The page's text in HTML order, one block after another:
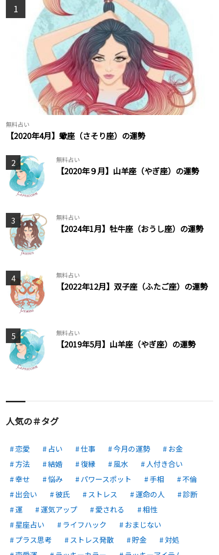
1
無料占い
【2020年4月】蠍座（さそり座）の運勢
2 無料占い
【2020年９月】山羊座（やぎ座）の運勢
3 無料占い
【2024年1月】牡牛座（おうし座）の運勢
4 無料占い
【2022年12月】双子座（ふたご座）の運勢
5 無料占い
【2019年5月】山羊座（やぎ座）の運勢
人気の＃タグ
恋愛 占い 仕事 今月の運勢
お金
方法
結婚 復縁 風水
人付き合い
幸せ
悩み パワースポット 手相
不倫
出会い
彼氏 ストレス 運命の人
診断
運
運気アップ 愛される
相性
星座占い
ライフハック
おまじない
プラス思考
ストレス発散 貯金
対処